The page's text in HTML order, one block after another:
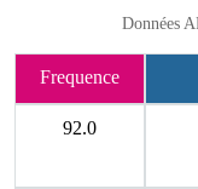
Données
Frequence
92.0